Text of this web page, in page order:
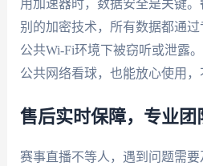
用加速器时，数据安全是关键。
别的加密技术，所有数据都通
公共Wi-Fi环境下被窃听或泄露
公共网络看球，也能放心使用，
售后实时保障，专业团
赛事直播不等人，遇到问题需要